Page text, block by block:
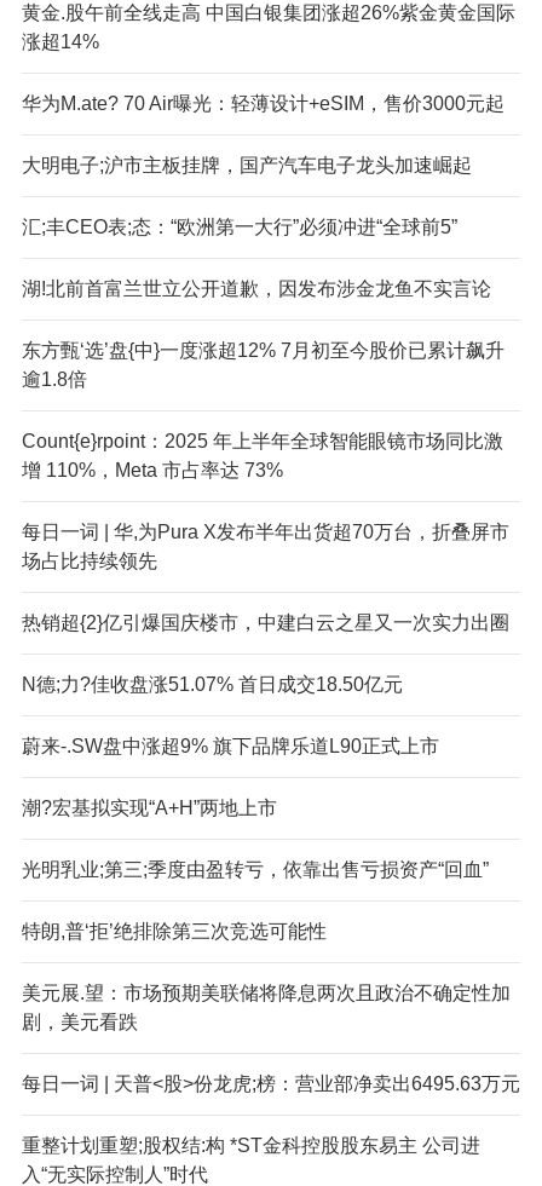
黄金.股午前全线走高 中国白银集团涨超26%紫金黄金国际
涨超14%
华为M.ate? 70 Air曝光：轻薄设计+eSIM，售价3000元起
大明电子;沪市主板挂牌，国产汽车电子龙头加速崛起
汇;丰CEO表;态：“欧洲第一大行”必须冲进“全球前5”
湖!北前首富兰世立公开道歉，因发布涉金龙鱼不实言论
东方甄‘选’盘{中}一度涨超12% 7月初至今股价已累计飙升
逾1.8倍
Count{e}rpoint：2025 年上半年全球智能眼镜市场同比激
增 110%，Meta 市占率达 73%
每日一词 | 华,为Pura X发布半年出货超70万台，折叠屏市
场占比持续领先
热销超{2}亿引爆国庆楼市，中建白云之星又一次实力出圈
N德;力?佳收盘涨51.07% 首日成交18.50亿元
蔚来-.SW盘中涨超9% 旗下品牌乐道L90正式上市
潮?宏基拟实现“A+H”两地上市
光明乳业;第三;季度由盈转亏，依靠出售亏损资产“回血”
特朗,普‘拒’绝排除第三次竞选可能性
美元展.望：市场预期美联储将降息两次且政治不确定性加
剧，美元看跌
每日一词 | 天普<股>份龙虎;榜：营业部净卖出6495.63万元
重整计划重塑;股权结:构 *ST金科控股股东易主 公司进
入“无实际控制人”时代